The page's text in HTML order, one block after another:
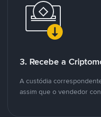
3. Recebe a
A custódia
assim que o vendedor